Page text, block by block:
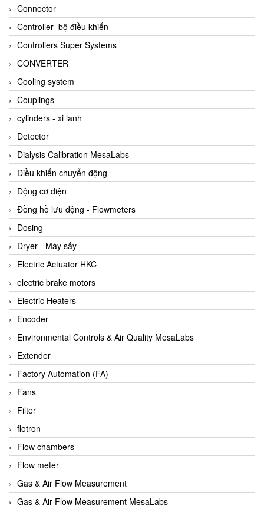
ALA OFFICINE SPA
Albrecht-Automatik Viet Nam
Allen Bradley Vietnam
Alpha Moisture Vietnam
Alpha-Achem Vietnam
Alphino
ALRE-IT Vietnam
Altech
Amarillo Gear
Ametek
AMPTRON Vietnam
AND Vietnam
ANDERSON-NEGELE
ANDILOG Technologies Vietnam
Anritsu
ANTEC S.A
Antico pumps
Anybus/ HMS
AOBEN
Apex Dynamics Vietnam
Apex Dynamics Vietnam
Apiste
APLISENS VietNam
Apollo Fire
Appleton
AQ Matic
Aqualabo Vietnam
Aquametro
Connector
Controller- bộ điều khiển
Controllers Super Systems
CONVERTER
Cooling system
Couplings
cylinders - xi lanh
Detector
Dialysis Calibration MesaLabs
Điều khiển chuyển động
Động cơ điện
Đồng hồ lưu động - Flowmeters
Dosing
Dryer - Máy sấy
Electric Actuator HKC
electric brake motors
Electric Heaters
Encoder
Environmental Controls & Air Quality MesaLabs
Extender
Factory Automation (FA)
Fans
Filter
flotron
Flow chambers
Flow meter
Gas & Air Flow Measurement
Gas & Air Flow Measurement MesaLabs